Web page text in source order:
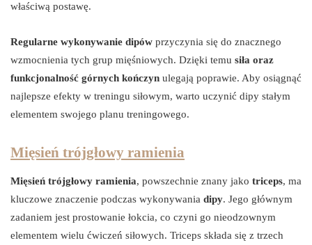
właściwą postawę.
Regularne wykonywanie dipów przyczynia się do znacznego
wzmocnienia tych grup mięśniowych. Dzięki temu siła oraz
funkcjonalność górnych kończyn ulegają poprawie. Aby osiągnąć
najlepsze efekty w treningu siłowym, warto uczynić dipy stałym
elementem swojego planu treningowego.
Mięsień trójgłowy ramienia
Mięsień trójgłowy ramienia, powszechnie znany jako triceps, ma
kluczowe znaczenie podczas wykonywania dipy. Jego głównym
zadaniem jest prostowanie łokcia, co czyni go nieodzownym
elementem wielu ćwiczeń siłowych. Triceps składa się z trzech